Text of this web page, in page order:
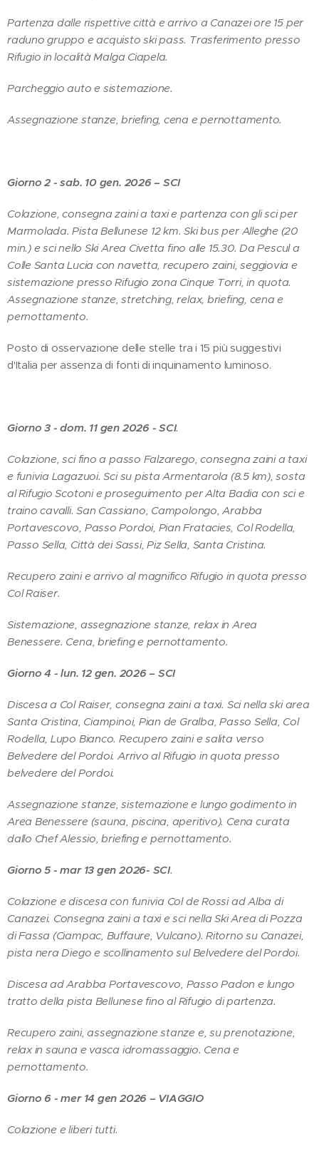
Partenza dalle rispettive città e arrivo a Canazei ore 15 per
raduno gruppo e acquisto ski pass. Trasferimento presso
Rifugio in località Malga Ciapela.
Parcheggio auto e sistemazione.
Assegnazione stanze, briefing, cena e pernottamento.
Giorno 2 - sab. 10 gen. 2026 – SCI
Colazione, consegna zaini a taxi e partenza con gli sci per
Marmolada. Pista Bellunese 12 km. Ski bus per Alleghe (20
min.) e sci nello Ski Area Civetta fino alle 15.30. Da Pescul a
Colle Santa Lucia con navetta, recupero zaini, seggiovia e
sistemazione presso Rifugio zona Cinque Torri, in quota.
Assegnazione stanze, stretching, relax, briefing, cena e
pernottamento.
Posto di osservazione delle stelle tra i 15 più suggestivi
d'Italia per assenza di fonti di inquinamento luminoso.
Giorno 3 - dom. 11 gen 2026 - SCI.
Colazione, sci fino a passo Falzarego, consegna zaini a taxi
e funivia Lagazuoi. Sci su pista Armentarola (8.5 km), sosta
al Rifugio Scotoni e proseguimento per Alta Badia con sci e
traino cavalli. San Cassiano, Campolongo, Arabba
Portavescovo, Passo Pordoi, Pian Fratacies, Col Rodella,
Passo Sella, Città dei Sassi, Piz Sella, Santa Cristina.
Recupero zaini e arrivo al magnifico Rifugio in quota presso
Col Raiser.
Sistemazione, assegnazione stanze, relax in Area
Benessere. Cena, briefing e pernottamento.
Giorno 4 - lun. 12 gen. 2026 – SCI
Discesa a Col Raiser, consegna zaini a taxi. Sci nella ski area
Santa Cristina, Ciampinoi, Pian de Gralba, Passo Sella, Col
Rodella, Lupo Bianco. Recupero zaini e salita verso
Belvedere del Pordoi. Arrivo al Rifugio in quota presso
belvedere del Pordoi.
Assegnazione stanze, sistemazione e lungo godimento in
Area Benessere (sauna, piscina, aperitivo). Cena curata
dallo Chef Alessio, briefing e pernottamento.
Giorno 5 - mar 13 gen 2026- SCI.
Colazione e discesa con funivia Col de Rossi ad Alba di
Canazei. Consegna zaini a taxi e sci nella Ski Area di Pozza
di Fassa (Ciampac, Buffaure, Vulcano). Ritorno su Canazei,
pista nera Diego e scollinamento sul Belvedere del Pordoi.
Discesa ad Arabba Portavescovo, Passo Padon e lungo
tratto della pista Bellunese fino al Rifugio di partenza.
Recupero zaini, assegnazione stanze e, su prenotazione,
relax in sauna e vasca idromassaggio. Cena e
pernottamento.
Giorno 6 - mer 14 gen 2026 – VIAGGIO
Colazione e liberi tutti.